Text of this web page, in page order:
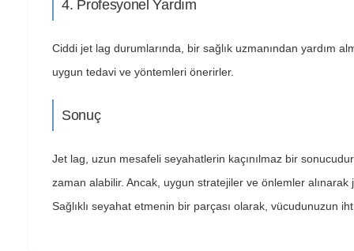
4. Profesyonel Yardım
Ciddi jet lag durumlarında, bir sağlık uzmanından yardım
uygun tedavi ve yöntemleri önerirler.
Sonuç
Jet lag, uzun mesafeli seyahatlerin kaçınılmaz bir
zaman alabilir. Ancak, uygun stratejiler ve önlemler
Sağlıklı seyahat etmenin bir parçası olarak, vücudunuzun